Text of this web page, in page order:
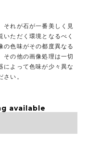
それが石が一番美しく見
いただく環境となるべく
の色味がその都度異なる
その他の画像処理は一切
によって色味が少々異な
い。
available